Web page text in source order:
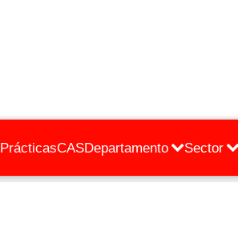
PrácticasCASDepartamento Sector